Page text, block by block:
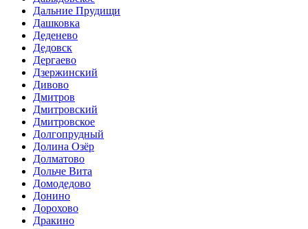
Дальние Прудищи
Дашковка
Деденево
Дедовск
Дергаево
Дзержинский
Дивово
Дмитров
Дмитровский
Дмитровское
Долгопрудный
Долина Озёр
Долматово
Дольче Вита
Домодедово
Донино
Дорохово
Дракино